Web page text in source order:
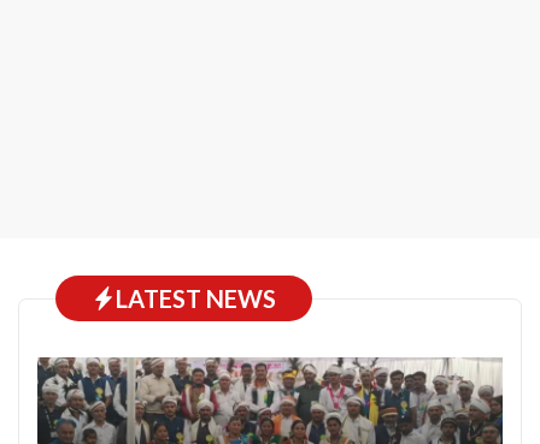
LATEST NEWS